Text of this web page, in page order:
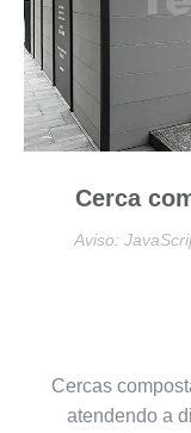
Cerca
Aviso:
Cercas
atendendo a